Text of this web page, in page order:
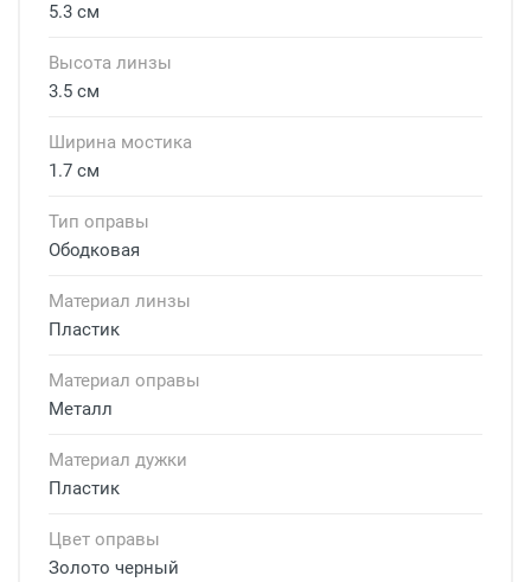
5.3 см
Высота линзы
3.5 см
Ширина мостика
1.7 см
Тип оправы
Ободковая
Материал линзы
Пластик
Материал оправы
Металл
Материал дужки
Пластик
Цвет оправы
Золото черный